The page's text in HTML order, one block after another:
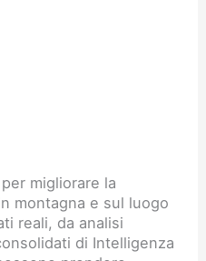
migliorare la
montagna e sul luogo
reali, da analisi
di Intelligenza